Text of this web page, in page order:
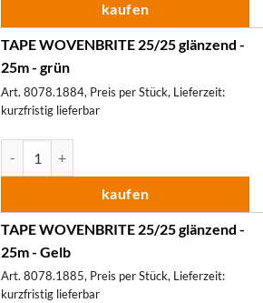
kaufen
TAPE WOVENBRITE 25/25 glänzend -
25m - grün
Art. 8078.1884, Preis per Stück, Lieferzeit:
kurzfristig lieferbar
kaufen
TAPE WOVENBRITE 25/25 glänzend -
25m - Gelb
Art. 8078.1885, Preis per Stück, Lieferzeit:
kurzfristig lieferbar